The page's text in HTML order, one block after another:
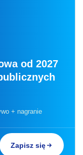
od 2027
+ nagranie
Zapisz się